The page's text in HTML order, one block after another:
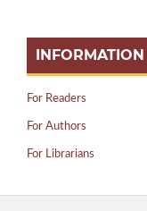
INFORMATION
For Readers
For Authors
For Librarians